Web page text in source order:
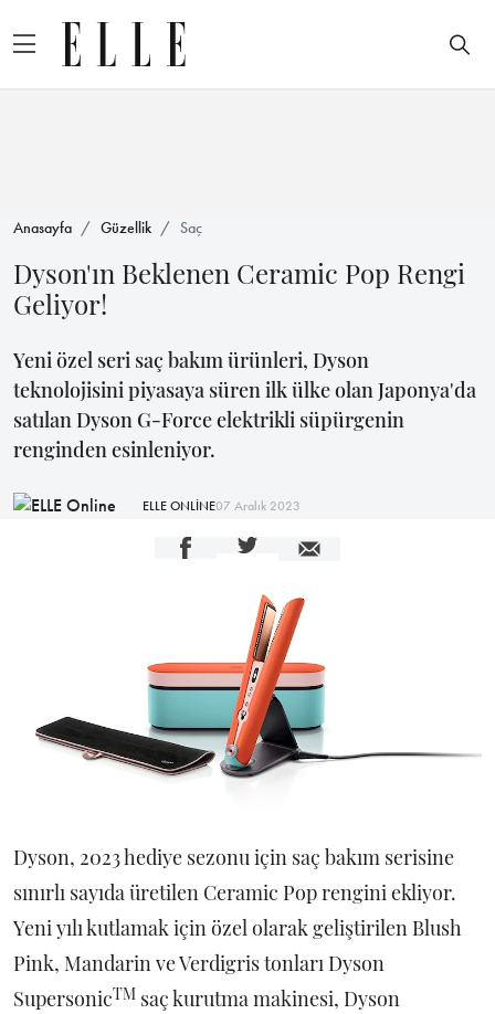
Anasayfa Güzellik Saç
Dyson'ın Beklenen Ceramic Pop Rengi
Geliyor!
Yeni özel seri saç bakım ürünleri, Dyson
teknolojisini piyasaya süren ilk ülke olan Japonya'da
satılan Dyson G-Force elektrikli süpürgenin
renginden esinleniyor.
ELLE ONLİNE07 Aralık 2023
Dyson, 2023 hediye sezonu için saç bakım serisine
sınırlı sayıda üretilen Ceramic Pop rengini ekliyor.
Yeni yılı kutlamak için özel olarak geliştirilen Blush
Pink, Mandarin ve Verdigris tonları Dyson
SupersonicTM saç kurutma makinesi, Dyson